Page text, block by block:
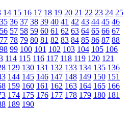
14 15 16 17 18 19 20 21 22 23 24 25
35 36 37 38 39 40 41 42 43 44 45 46
56 57 58 59 60 61 62 63 64 65 66 67
77 78 79 80 81 82 83 84 85 86 87 88
98 99 100 101 102 103 104 105 106
114 115 116 117 118 119 120 121
129 130 131 132 133 134 135 136
144 145 146 147 148 149 150 151
159 160 161 162 163 164 165 166
174 175 176 177 178 179 180 181
189 190